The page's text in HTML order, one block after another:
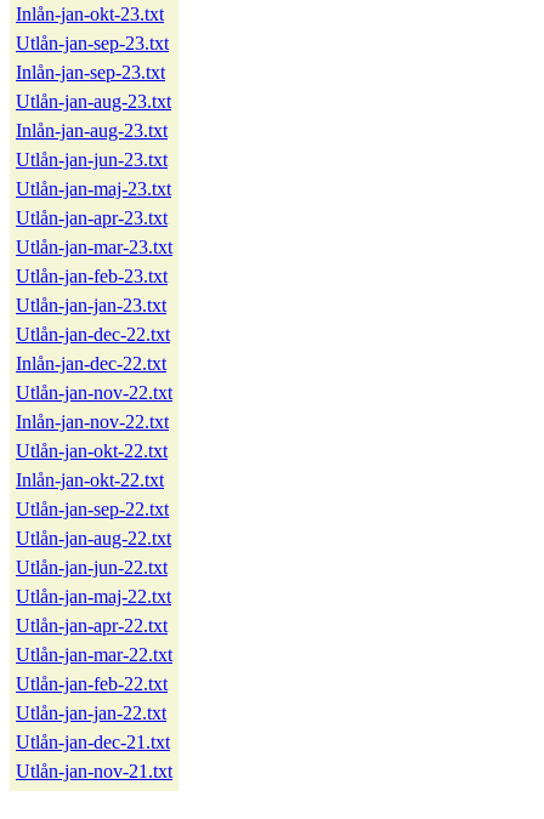
Inlån-jan-okt-23.txt
Utlån-jan-sep-23.txt
Inlån-jan-sep-23.txt
Utlån-jan-aug-23.txt
Inlån-jan-aug-23.txt
Utlån-jan-jun-23.txt
Utlån-jan-maj-23.txt
Utlån-jan-apr-23.txt
Utlån-jan-mar-23.txt
Utlån-jan-feb-23.txt
Utlån-jan-jan-23.txt
Utlån-jan-dec-22.txt
Inlån-jan-dec-22.txt
Utlån-jan-nov-22.txt
Inlån-jan-nov-22.txt
Utlån-jan-okt-22.txt
Inlån-jan-okt-22.txt
Utlån-jan-sep-22.txt
Utlån-jan-aug-22.txt
Utlån-jan-jun-22.txt
Utlån-jan-maj-22.txt
Utlån-jan-apr-22.txt
Utlån-jan-mar-22.txt
Utlån-jan-feb-22.txt
Utlån-jan-jan-22.txt
Utlån-jan-dec-21.txt
Utlån-jan-nov-21.txt